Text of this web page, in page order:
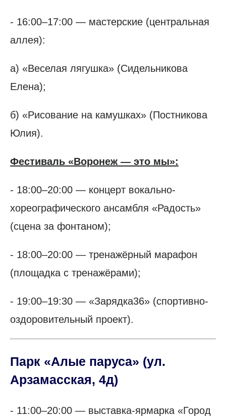
- 16:00–17:00 — мастерские (центральная
аллея):
а) «Веселая лягушка» (Сидельникова
Елена);
б) «Рисование на камушках» (Постникова
Юлия).
Фестиваль «Воронеж — это мы»:
- 18:00–20:00 — концерт вокально-
хореографического ансамбля «Радость»
(сцена за фонтаном);
- 18:00–20:00 — тренажёрный марафон
(площадка с тренажёрами);
- 19:00–19:30 — «Зарядка36» (спортивно-
оздоровительный проект).
Парк «Алые паруса» (ул.
Арзамасская, 4д)
- 11:00–20:00 — выставка-ярмарка «Город